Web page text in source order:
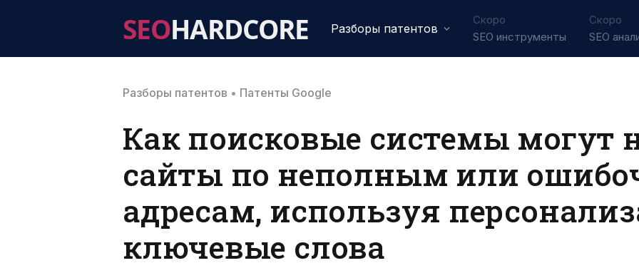
SEOHARDCORE Разборы патентов
Скоро
SEO инструменты
Скоро
SEO
Разборы патентов • Патенты Google
Как поисковые системы могут
сайты по неполным или
адресам, используя
ключевые слова